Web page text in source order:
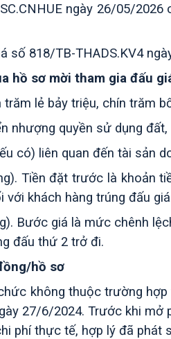
ngày 26/05/
818/TB-THADS.KV4
hồ sơ mời tham gia đấu
trăm lẻ bảy triệu, chín trăm
nhượng quyền sử dụng
có) liên quan đến tài sản
Tiền đặt trước là khoản
khách hàng trúng đấu
Bước giá là mức chênh
đấu thứ 2 trở đi.
hồ sơ
không thuộc trường
27/6/2024. Trước khi mở
phí thực tế, hợp lý đã